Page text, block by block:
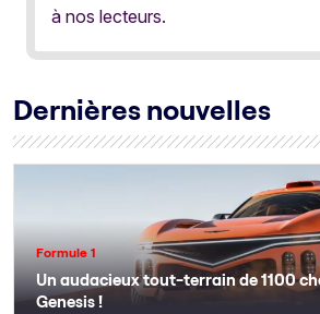
à nos lecteurs.
Dernières nouvelles
Formule 1
Un audacieux tout-terrain de 1100
Genesis !